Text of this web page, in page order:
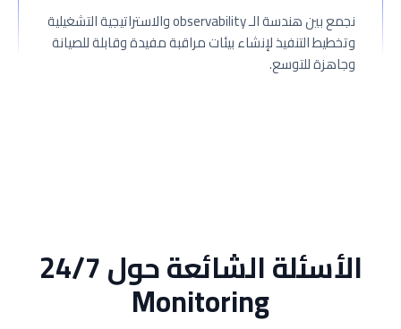
نجمع بين هندسة الـ observability والاستراتيجية التشغيلية
وتخطيط التنفيذ لإنشاء بيئات مراقبة مفيدة وقابلة للصيانة
وجاهزة للتوسع.
الأسئلة الشائعة حول 24/7
Monitoring